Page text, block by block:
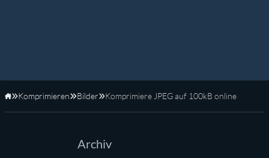
Startseite
Komprimieren Bilder Komprimiere JPEG auf 100kB online
Archiv